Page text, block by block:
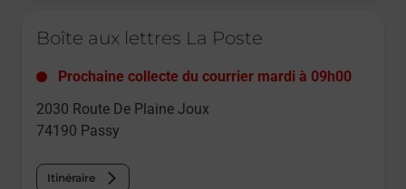
Boîte aux lettres La Poste
Prochaine collecte du courrier mardi à 09h00
2030 Route De Plaine Joux
74190 Passy
Itinéraire